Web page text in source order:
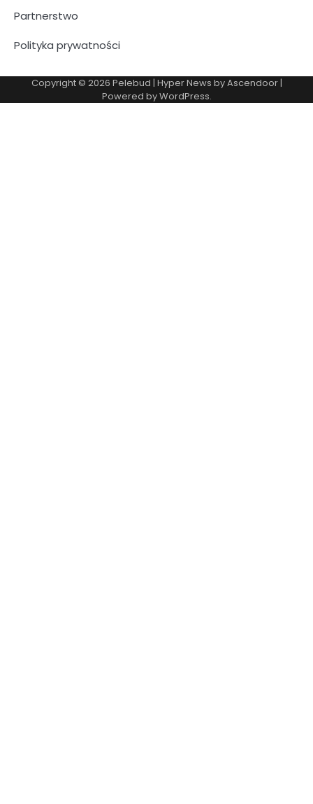
Partnerstwo
Polityka prywatności
Copyright © 2026 Pelebud | Hyper News byAscendoor|
Powered byWordPress.